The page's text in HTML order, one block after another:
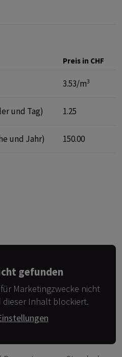
Preis in CHF
3.53/m3
und Tag) 1.25
und Jahr) 150.00
gefunden
Marketingzwecke nicht
dieser Inhalt blockiert.